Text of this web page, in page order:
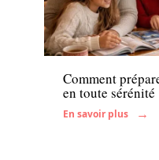
Famille
Comment
en toute sérénité
En savoir plus